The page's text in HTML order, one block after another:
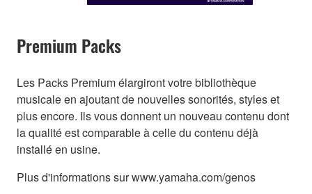
Premium Packs
Les Packs Premium élargiront votre bibliothèque
musicale en ajoutant de nouvelles sonorités, styles et
plus encore. Ils vous donnent un nouveau contenu dont
la qualité est comparable à celle du contenu déjà
installé en usine.
Plus d'informations sur www.yamaha.com/genos